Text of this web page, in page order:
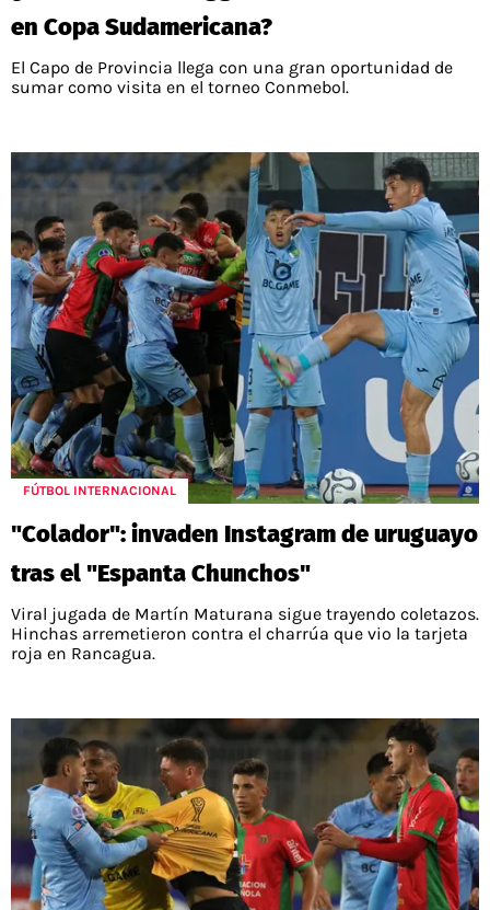
en Copa Sudamericana?
El Capo de Provincia llega con una gran oportunidad de
sumar como visita en el torneo Conmebol.
FÚTBOL INTERNACIONAL
"Colador": invaden Instagram de uruguayo
tras el "Espanta Chunchos"
Viral jugada de Martín Maturana sigue trayendo coletazos.
Hinchas arremetieron contra el charrúa que vio la tarjeta
roja en Rancagua.